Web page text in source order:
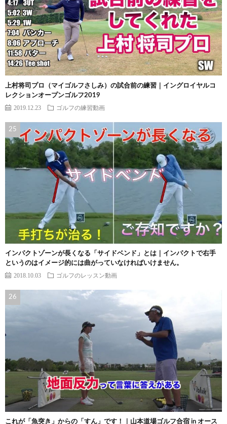
上村将司プロ（マイゴルフさしみ）の試合前の練習｜イングロイヤルコ
レクションオープンゴルフ2019
2019.12.23 ゴルフの練習動画
インパクトゾーンが長くなる「サイドベンド」とは｜インパクトで右手
というのはイメージ的には曲がっていなければいけません。
2018.10.03 ゴルフのレッスン動画
これが「魚突き」からの「すん」です！｜山本道場ゴルフ合宿 in オース